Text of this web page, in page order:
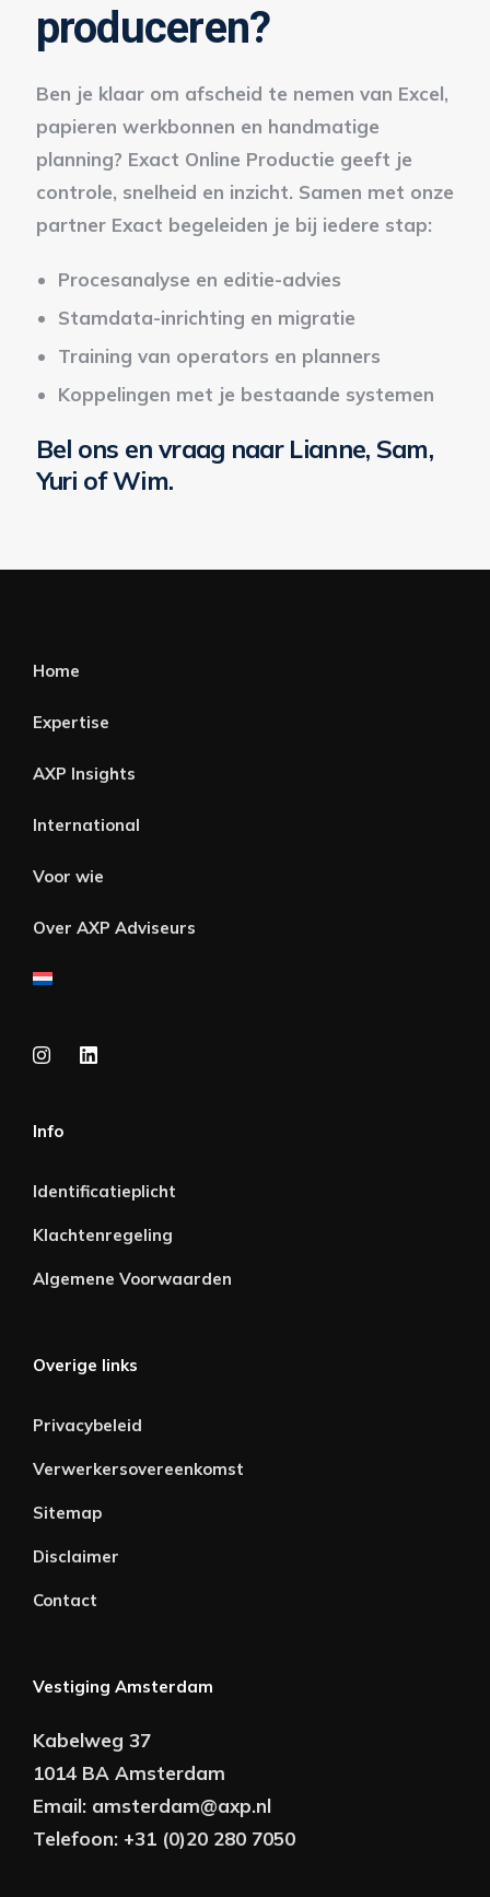
produceren?
Ben je klaar om afscheid te nemen van Excel,
papieren werkbonnen en handmatige
planning? Exact Online Productie geeft je
controle, snelheid en inzicht. Samen met onze
partner Exact begeleiden je bij iedere stap:
Procesanalyse en editie-advies
Stamdata-inrichting en migratie
Training van operators en planners
Koppelingen met je bestaande systemen
Bel ons en vraag naar Lianne, Sam,
Yuri of Wim.
Home
Expertise
AXP Insights
International
Voor wie
Over AXP Adviseurs
Info
Identificatieplicht
Klachtenregeling
Algemene Voorwaarden
Overige links
Privacybeleid
Verwerkersovereenkomst
Sitemap
Disclaimer
Contact
Vestiging Amsterdam
Kabelweg 37
1014 BA Amsterdam
Email: amsterdam@axp.nl
Telefoon: +31 (0)20 280 7050